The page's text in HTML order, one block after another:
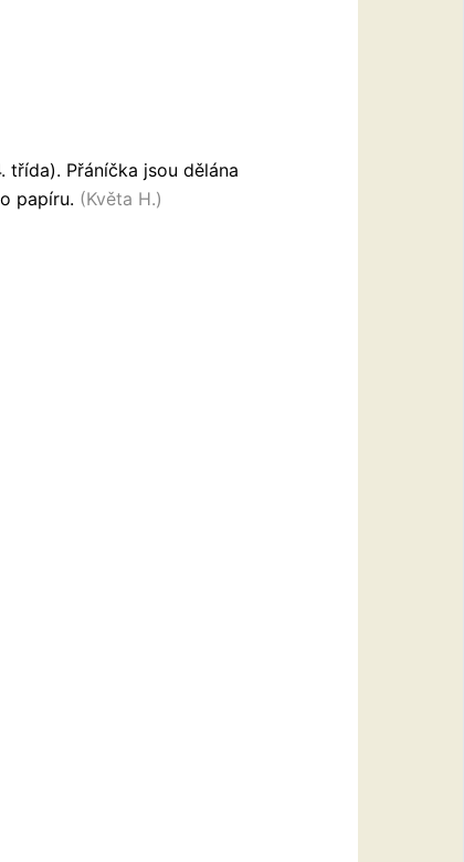
třída). Přáníčka jsou dělána
papíru. (Květa H.)